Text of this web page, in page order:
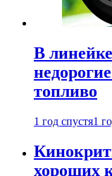
В
топливо
1 год спустя1
хороших